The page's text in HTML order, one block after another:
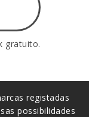
gratuito.
registadas
possibilidades